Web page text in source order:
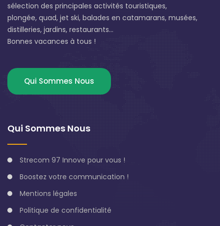
sélection des principales activités touristiques,
plongée, quad, jet ski, balades en catamarans, musées,
distilleries, jardins, restaurants...
Bonnes vacances à tous !
Qui Sommes Nous
Qui Sommes Nous
Strecom 97 Innove pour vous !
Boostez votre communication !
Mentions légales
Politique de confidentialité